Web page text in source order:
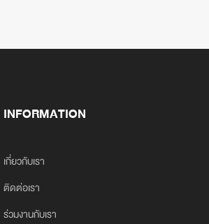
INFORMATION
เกี่ยวกับเรา
ติดต่อเรา
ร่วมงานกับเรา